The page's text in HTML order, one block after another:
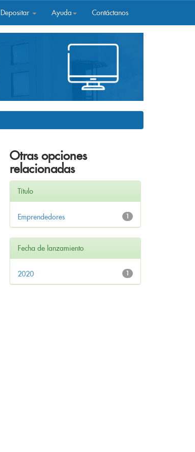
Depositar Ayuda Contáctanos
Otras opciones
relacionadas
Título
1
Emprendedores
Fecha de lanzamiento
1
2020